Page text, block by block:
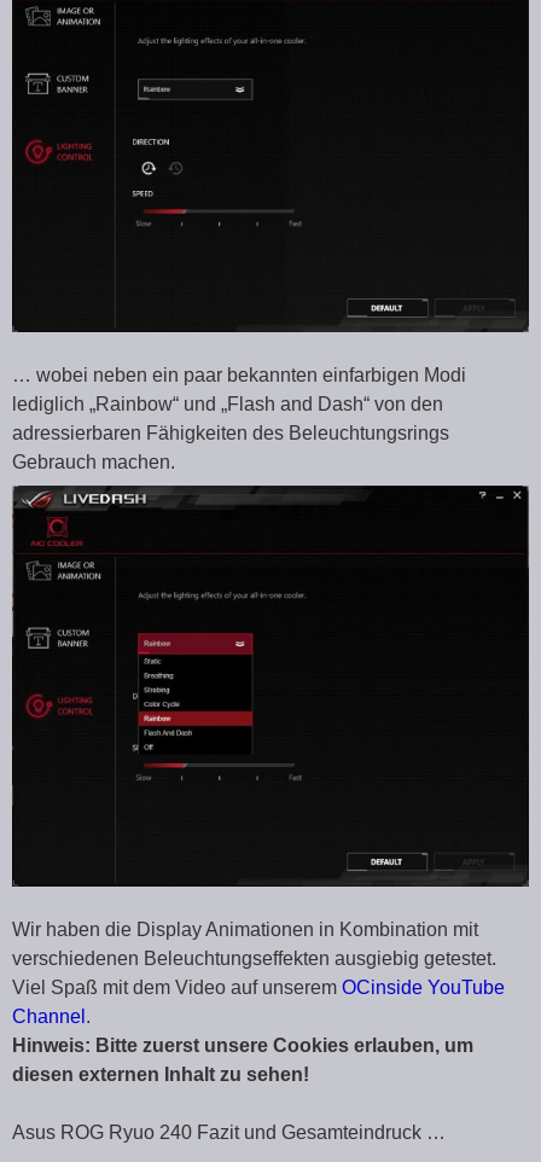
… wobei neben ein paar bekannten einfarbigen Modi
lediglich „Rainbow“ und „Flash and Dash“ von den
adressierbaren Fähigkeiten des Beleuchtungsrings
Gebrauch machen.
Wir haben die Display Animationen in Kombination mit
verschiedenen Beleuchtungseffekten ausgiebig getestet.
Viel Spaß mit dem Video auf unserem OCinside YouTube
Channel .
Hinweis: Bitte zuerst unsere Cookies erlauben, um
diesen externen Inhalt zu sehen!
Asus ROG Ryuo 240 Fazit und Gesamteindruck …